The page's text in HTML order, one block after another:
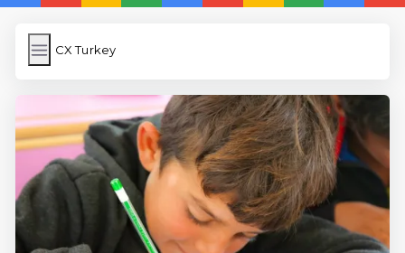
CX Turkey
CX Turkey
Link Kısaltma
WP Cache
Anasayfa
iOS İngilizce Kelime